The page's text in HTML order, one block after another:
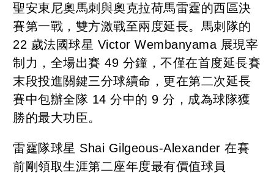
聖安東尼奧馬刺與奧克拉荷馬雷霆的西區決
賽第一戰，雙方激戰至兩度延長。馬刺隊的
22 歲法國球星 Victor Wembanyama 展現宰
制力，全場出賽 49 分鐘，不僅在首度延長賽
末段投進關鍵三分球續命，更在第二次延長
賽中包辦全隊 14 分中的 9 分，成為球隊獲
勝的最大功臣。
雷霆隊球星 Shai Gilgeous-Alexander 在賽
前剛領取生涯第二座年度最有價值球員